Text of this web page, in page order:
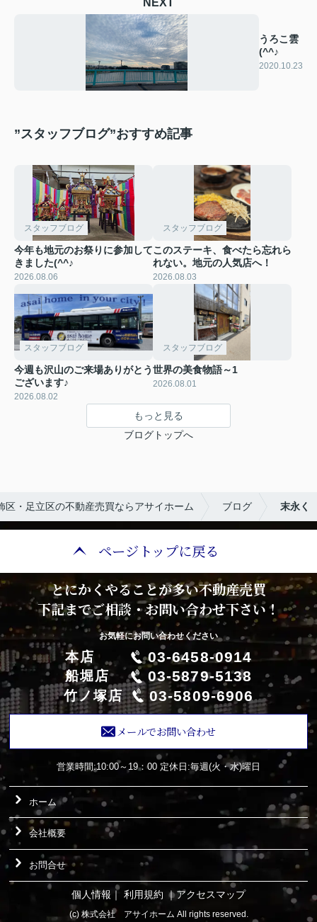
NEXT
うろこ雲
(^^♪
2020.10.23
”スタッフブログ”おすすめ記事
スタッフブログ
今年も地元のお祭りに参加して
きました(^^♪
2026.08.06
スタッフブログ
このステーキ、食べたら忘れら
れない。地元の人気店へ！
2026.08.03
スタッフブログ
今週も沢山のご来場ありがとう
ございます♪
2026.08.02
スタッフブログ
世界の美食物語～1
2026.08.01
もっと見る
ブログトップへ
区・足立区の不動産売買ならアサイホーム ブログ 末永く
ページトップに戻る
とにかくやることが多い不動産売買
下記までご相談・お問い合わせ下さい！
お気軽にお問い合わせください
本店 03-6458-0914
船堀店 03-5879-5138
竹ノ塚店 03-5809-6906
メールでお問い合わせ
営業時間:10:00～19：00 定休日:毎週(火・水)曜日
ホーム
会社概要
お問合せ
個人情報 ｜ 利用規約 ｜アクセスマップ
(c) 株式会社 アサイホーム All rights reserved.